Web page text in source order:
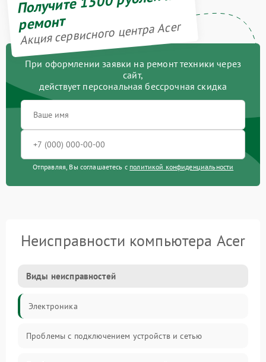
ремонт
Акция сервисного центра Acer
При оформлении заявки на ремонт техники через
сайт,
действует персональная бессрочная скидка
Отправляя, Вы соглашаетесь с политикой конфиденциальности
Неисправности компьютера Acer
Виды неисправностей
Электроника
Проблемы с подключением устройств и сетью